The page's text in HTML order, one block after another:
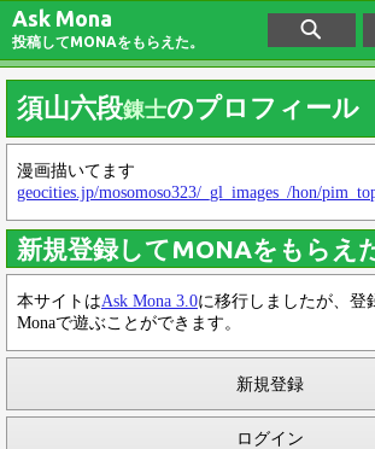
Ask Mona
投稿してMONAをもらえた。
須山六段錬士のプロフィール
漫画描いてます
geocities.jp/mosomoso323/_gl_images_/hon/
新規登録してMONAをもらえ
本サイトはAsk Mona 3.0に移行しましたが、登
Monaで遊ぶことができます。
新規登録
ログイン